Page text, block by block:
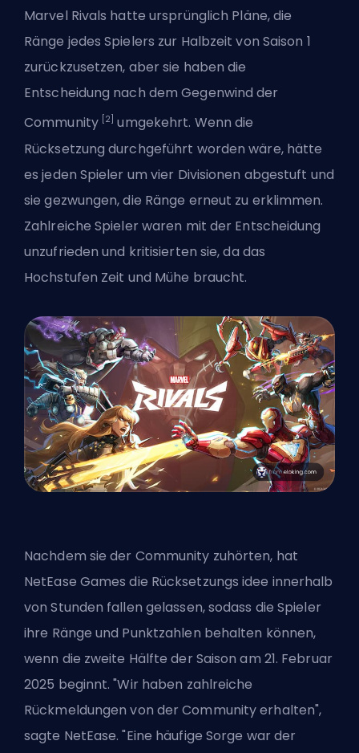
Marvel Rivals hatte ursprünglich Pläne, die
Ränge jedes Spielers zur Halbzeit von Saison 1
zurückzusetzen, aber sie haben die
Entscheidung nach dem Gegenwind der
Community [2] umgekehrt. Wenn die
Rücksetzung durchgeführt worden wäre, hätte
es jeden Spieler um vier Divisionen abgestuft und
sie gezwungen, die Ränge erneut zu erklimmen.
Zahlreiche Spieler waren mit der Entscheidung
unzufrieden und kritisierten sie, da das
Hochstufen Zeit und Mühe braucht.
Nachdem sie der Community zuhörten, hat
NetEase Games die Rücksetzungs idee innerhalb
von Stunden fallen gelassen, sodass die Spieler
ihre Ränge und Punktzahlen behalten können,
wenn die zweite Hälfte der Saison am 21. Februar
2025 beginnt. "Wir haben zahlreiche
Rückmeldungen von der Community erhalten",
sagte NetEase. "Eine häufige Sorge war der